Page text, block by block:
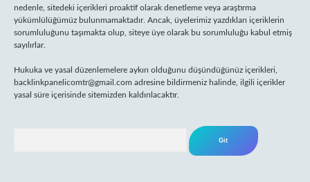
nedenle, sitedeki içerikleri proaktif olarak denetleme veya araştırma
yükümlülüğümüz bulunmamaktadır. Ancak, üyelerimiz yazdıkları içeriklerin
sorumluluğunu taşımakta olup, siteye üye olarak bu sorumluluğu kabul etmiş
sayılırlar.
Hukuka ve yasal düzenlemelere aykırı olduğunu düşündüğünüz içerikleri,
backlinkpanelicomtr@gmail.com adresine bildirmeniz halinde, ilgili içerikler
yasal süre içerisinde sitemizden kaldırılacaktır.